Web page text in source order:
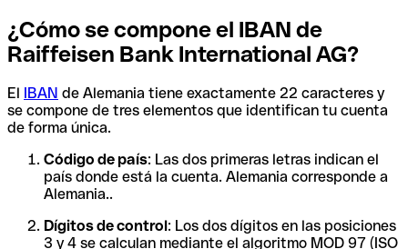
¿Cómo se compone el IBAN de
Raiffeisen Bank International AG?
El IBAN de Alemania tiene exactamente 22 caracteres y
se compone de tres elementos que identifican tu cuenta
de forma única.
Código de país: Las dos primeras letras indican el
país donde está la cuenta. Alemania corresponde a
Alemania..
Dígitos de control: Los dos dígitos en las posiciones
3 y 4 se calculan mediante el algoritmo MOD 97 (ISO